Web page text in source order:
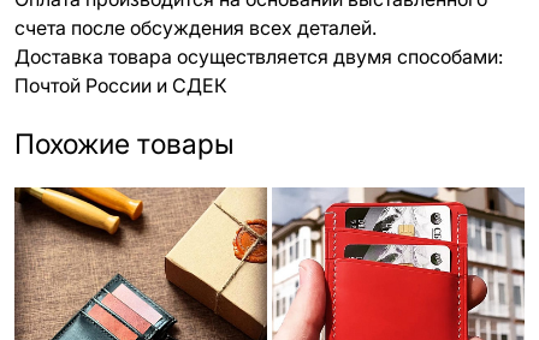
счета после обсуждения всех деталей.
Доставка товара осуществляется двумя способами:
Почтой России и СДЕК
Похожие товары